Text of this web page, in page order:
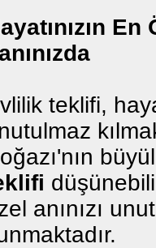
teklifi,
anınızı